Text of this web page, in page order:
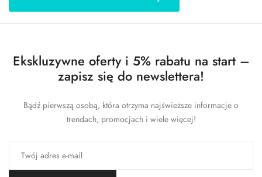
Ekskluzywne oferty i 5% rabatu na start –
zapisz się do newslettera!
Bądź pierwszą osobą, która otrzyma najświeższe informacje o
trendach, promocjach i wiele więcej!